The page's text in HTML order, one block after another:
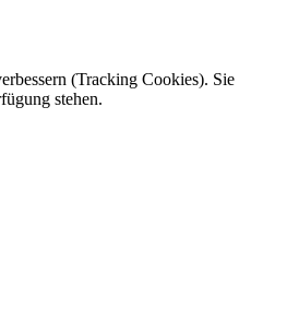
(Tracking Cookies). Sie
stehen.